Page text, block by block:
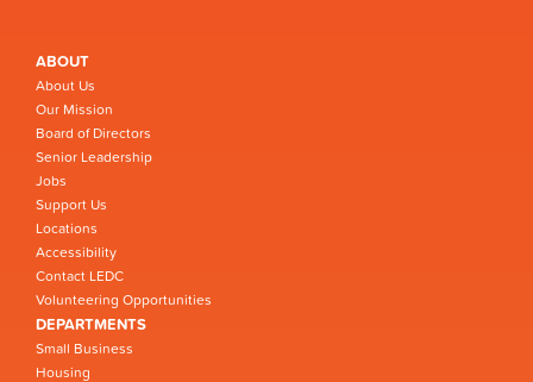
ABOUT
About Us
Our Mission
Board of Directors
Senior Leadership
Jobs
Support Us
Locations
Accessibility
Contact LEDC
Volunteering Opportunities
DEPARTMENTS
Small Business
Housing